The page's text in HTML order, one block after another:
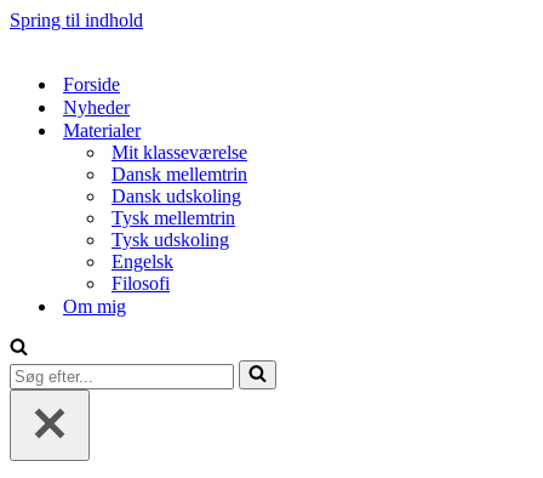
Spring til indhold
Forside
Nyheder
Materialer
Mit klasseværelse
Dansk mellemtrin
Dansk udskoling
Tysk mellemtrin
Tysk udskoling
Engelsk
Filosofi
Om mig
Søg
efter...